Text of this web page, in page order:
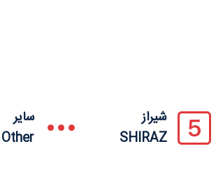
سایر
Other ...
شیراز
SHIRAZ